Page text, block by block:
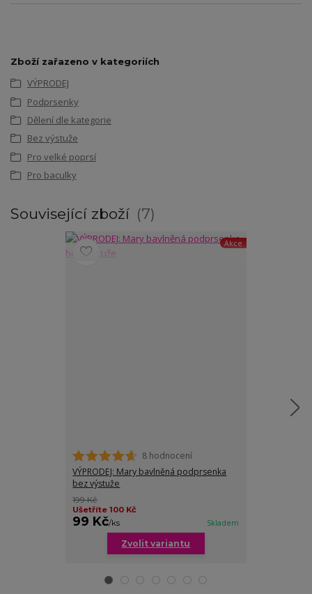
Zboží zařazeno v kategoriích
VÝPRODEJ
Podprsenky
Dělení dle kategorie
Bez výstuže
Pro velké poprsí
Pro baculky
Související zboží 7
Akce
8 hodnocení
VÝPRODEJ: Mary bavlněná podprsenka
bez výstuže
199 Kč
Ušetříte 100 Kč
99 Kč/ks Skladem
Zvolit variantu